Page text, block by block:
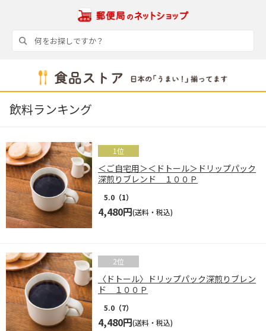
飲料ランキング
＜ご自宅用＞＜ドトール＞ドリップパック
深煎りブレンド １００Ｐ
5.0 （1）
4,480円(送料・税込)
〈ドトール〉ドリップパック深煎りブレン
ド １００Ｐ
5.0 （7）
4,480円(送料・税込)